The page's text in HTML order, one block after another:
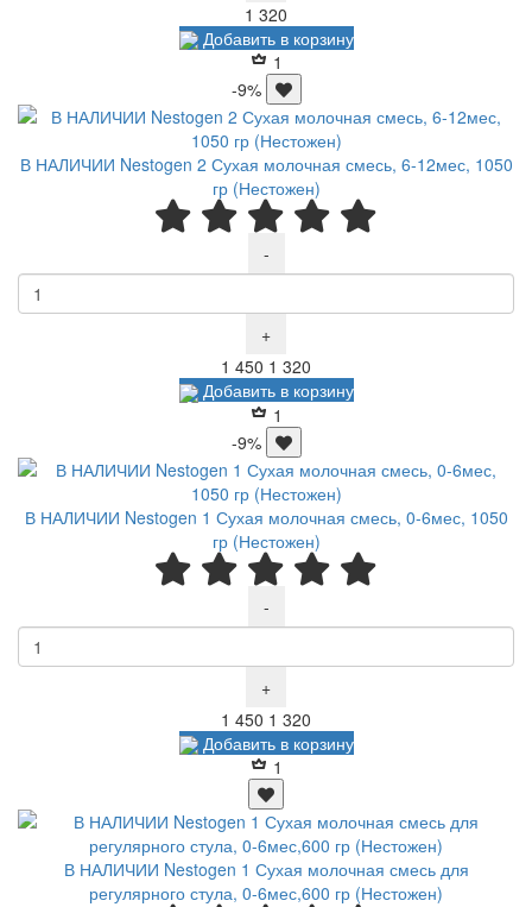
1 320
Добавить в корзину
1
-9%
В НАЛИЧИИ Nestogen 2 Сухая молочная смесь, 6-12мес, 1050
гр (Нестожен)
-
+
1 450 Р1 320
Добавить в корзину
1
-9%
В НАЛИЧИИ Nestogen 1 Сухая молочная смесь, 0-6мес, 1050
гр (Нестожен)
-
+
1 450 Р1 320
Добавить в корзину
1
В НАЛИЧИИ Nestogen 1 Сухая молочная смесь для
регулярного стула, 0-6мес,600 гр (Нестожен)